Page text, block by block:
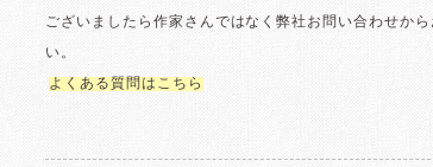
ございましたら作家さんではなく弊社お問い合わせか
い。
よくある質問はこちら